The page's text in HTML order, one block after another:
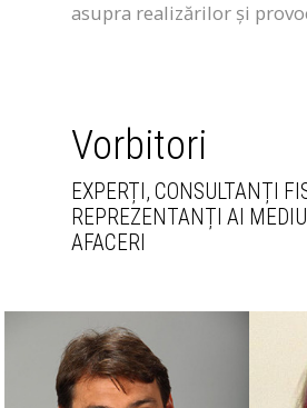
asupra realizărilor și
Vorbitori
EXPERȚI, CONSULTANȚI
REPREZENTANȚI AI
AFACERI